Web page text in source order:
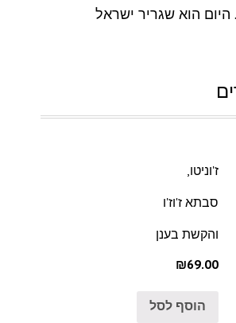
הוא שגריר ישראל
ז'וניטו,
סבתא ז'וז'ו
והקשת בענן
₪69.00
הוסף לסל